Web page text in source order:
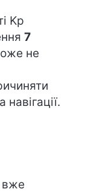
Kp
7
не
навігації.
вже